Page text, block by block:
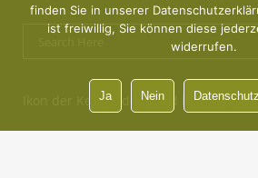
Ikon der Kerze : designed by Freepik
finden Sie in unserer
ist freiwillig, Sie können diese
widerrufen.
Ja Nein